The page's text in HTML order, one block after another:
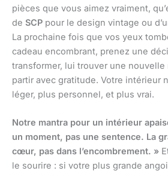
pièces que vous aimez vraiment,
de SCP pour le design vintage ou
La prochaine fois que vos yeux
cadeau encombrant, prenez une
transformer, lui trouver une
partir avec gratitude. Votre intérieur
léger, plus personnel, et plus vrai.
Notre mantra pour un intérieur
un moment, pas une sentence. La
cœur, pas dans l’encombrement. »
le sourire : si votre plus grande